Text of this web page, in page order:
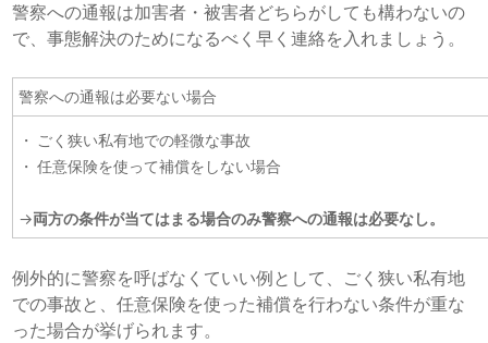
警察への通報は加害者・被害者どちらがしても構わないの
で、事態解決のためになるべく早く連絡を入れましょう。
警察への通報は必要ない場合
ごく狭い私有地での軽微な事故
任意保険を使って補償をしない場合
→両方の条件が当てはまる場合のみ警察への通報は必要なし。
例外的に警察を呼ばなくていい例として、ごく狭い私有地
での事故と、任意保険を使った補償を行わない条件が重な
った場合が挙げられます。